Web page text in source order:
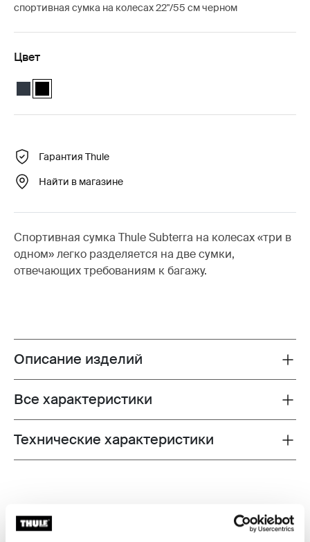
спортивная сумка на колесах 22"/55 см черном
Цвет
Thule Subterra wheeled duffel 55cm/22" Mineral
Thule Subterra wheeled duffel 55cm/22" Чёрный (selected)
Гарантия Thule
Найти в магазине
Спортивная сумка Thule Subterra на колесах «три в
одном» легко разделяется на две сумки,
отвечающих требованиям к багажу.
Toggle overview
Описание изделий
Toggle features
Все характеристики
Toggle techspec
Технические характеристики